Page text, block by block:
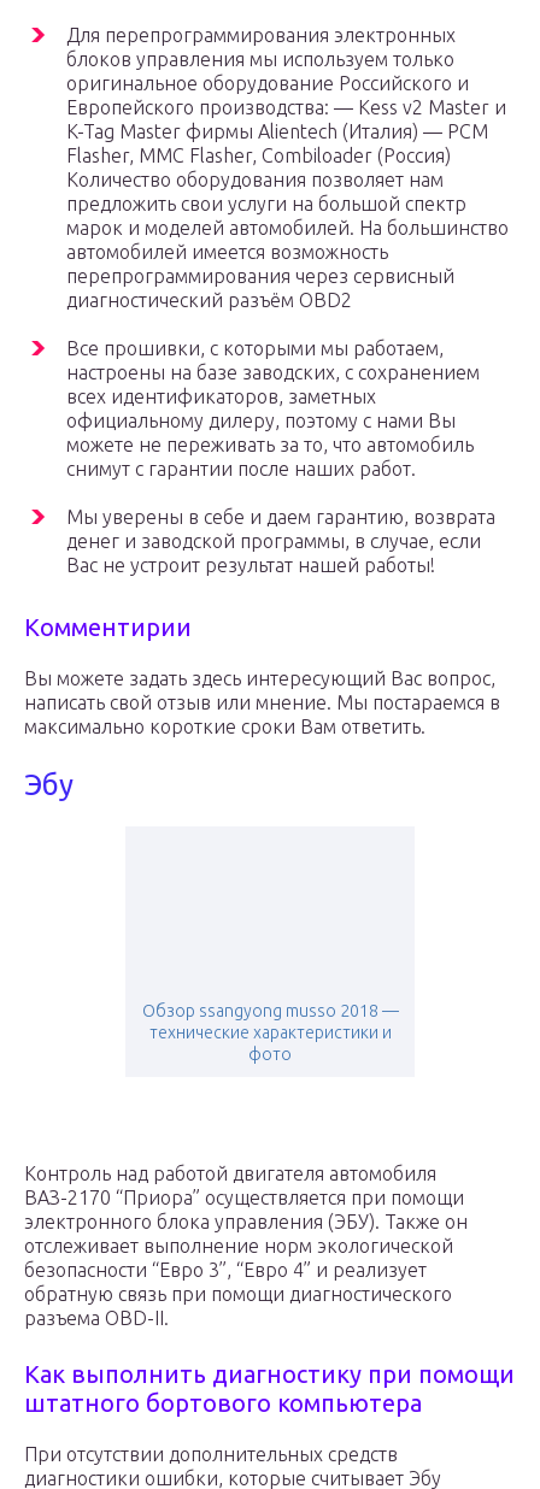
Для перепрограммирования электронных
блоков управления мы используем только
оригинальное оборудование Российского и
Европейского производства: — Kess v2 Master и
K-Tag Master фирмы Alientech (Италия) — PCM
Flasher, MMC Flasher, Combiloader (Россия)
Количество оборудования позволяет нам
предложить свои услуги на большой спектр
марок и моделей автомобилей. На большинство
автомобилей имеется возможность
перепрограммирования через сервисный
диагностический разъём OBD2
Все прошивки, с которыми мы работаем,
настроены на базе заводских, с сохранением
всех идентификаторов, заметных
официальному дилеру, поэтому с нами Вы
можете не переживать за то, что автомобиль
снимут с гарантии после наших работ.
Мы уверены в себе и даем гарантию, возврата
денег и заводской программы, в случае, если
Вас не устроит результат нашей работы!
Комментирии
Вы можете задать здесь интересующий Вас вопрос,
написать свой отзыв или мнение. Мы постараемся в
максимально короткие сроки Вам ответить.
Эбу
Обзор ssangyong musso 2018 —
технические характеристики и
фото
Контроль над работой двигателя автомобиля
ВАЗ-2170 “Приора” осуществляется при помощи
электронного блока управления (ЭБУ). Также он
отслеживает выполнение норм экологической
безопасности “Евро 3”, “Евро 4” и реализует
обратную связь при помощи диагностического
разъема OBD-II.
Как выполнить диагностику при помощи
штатного бортового компьютера
При отсутствии дополнительных средств
диагностики ошибки, которые считывает Эбу